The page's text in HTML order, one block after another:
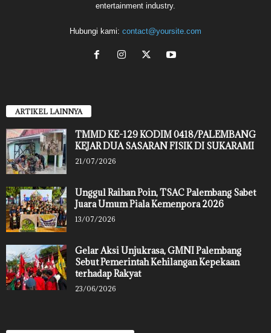
entertainment industry.
Hubungi kami: contact@yoursite.com
ARTIKEL LAINNYA
TMMD KE-129 KODIM 0418/PALEMBANG
KEJAR DUA SASARAN FISIK DI SUKARAMI
21/07/2026
Unggul Raihan Poin, TSAC Palembang Sabet
Juara Umum Piala Kemenpora 2026
13/07/2026
Gelar Aksi Unjukrasa, GMNI Palembang
Sebut Pemerintah Kehilangan Kepekaan
terhadap Rakyat
23/06/2026